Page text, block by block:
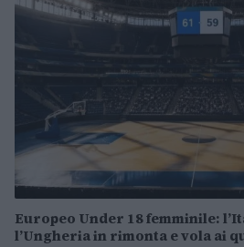
Europeo Under 18 femminile:
l’Ungheria in rimonta e vola ai